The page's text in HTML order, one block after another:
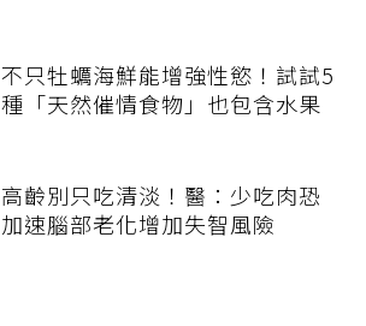
不只牡蠣海鮮能增強性慾！試試5
種「天然催情食物」也包含水果
高齡別只吃清淡！醫：少吃肉恐
加速腦部老化增加失智風險